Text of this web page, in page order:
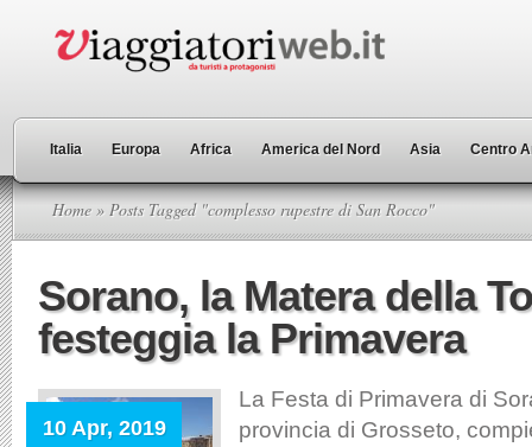
Italia Europa Africa America del Nord Asia Centro
Home » Posts Tagged "complesso rupestre di San Rocco"
Sorano, la Matera della
festeggia la Primavera
10 Apr, 2019
La Festa di Primavera di
provincia di Grosseto,